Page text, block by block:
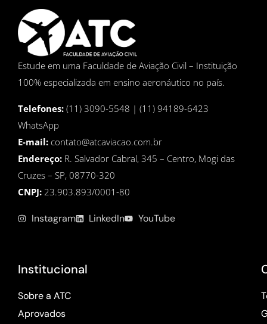
Estude em uma Faculdade de Aviação Civil – Instituição
100% especializada em ensino aeronáutico no país.
Telefones: (11) 3090-5548 | (11) 94189-6423
WhatsApp
E-mail: contato@atcaviacao.com.br
Endereço: R. Salvador Cabral, 345 – Centro, Mogi das
Cruzes – SP, 08770-320
CNPJ: 23.903.893/0001-80
Instagram LinkedIn YouTube
Institucional
Sobre a ATC
Aprovados